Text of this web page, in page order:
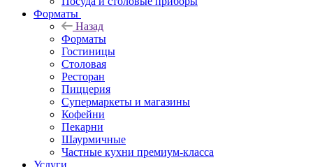
Форматы
Назад
Форматы
Гостиницы
Столовая
Ресторан
Пиццерия
Супермаркеты и магазины
Кофейни
Пекарни
Шаурмичные
Частные кухни премиум-класса
Услуги